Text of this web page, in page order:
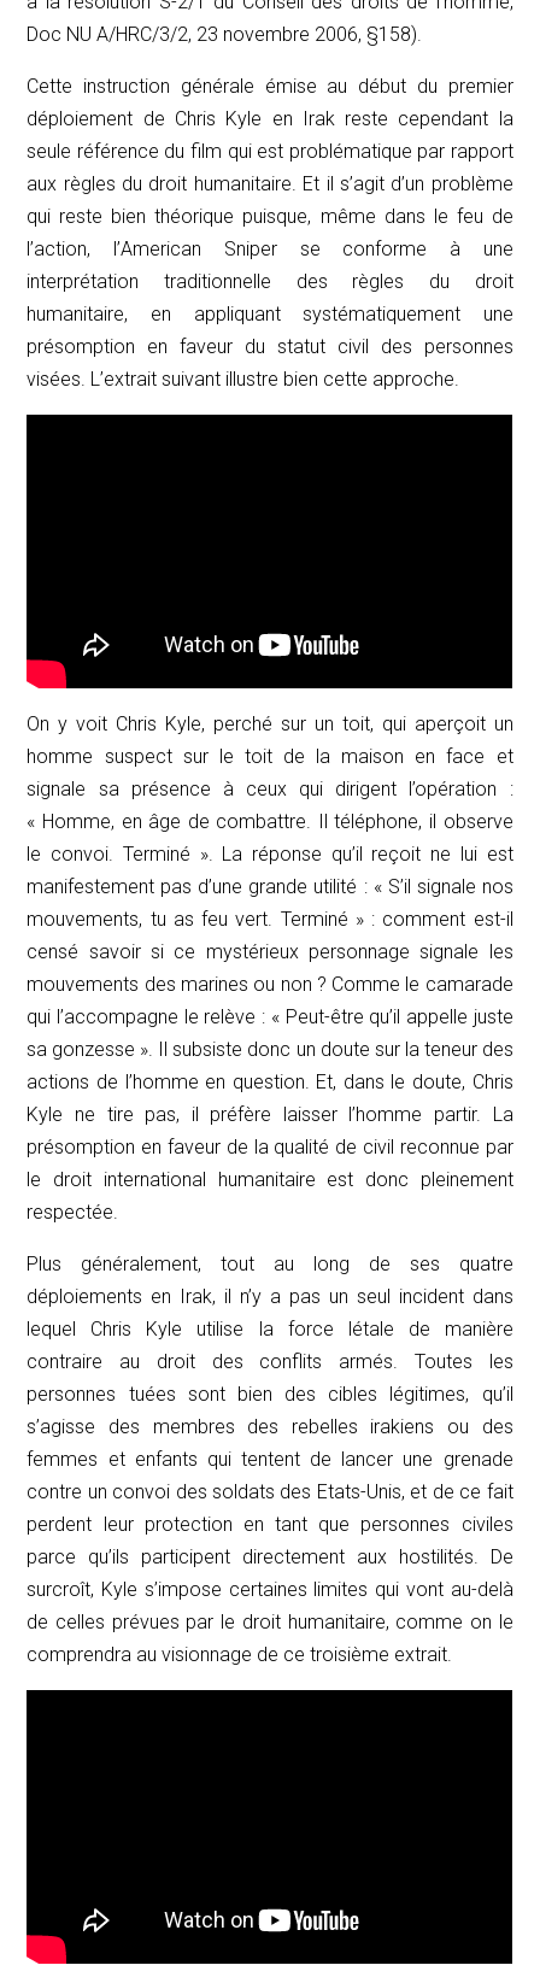
Doc NU A/HRC/3/2, 23 novembre 2006, §158).
Cette instruction générale émise au début du premier
déploiement de Chris Kyle en Irak reste cependant la
seule référence du film qui est problématique par rapport
aux règles du droit humanitaire. Et il s’agit d’un problème
qui reste bien théorique puisque, même dans le feu de
l’action, l’American Sniperse conforme à une
interprétation traditionnelle des règles du droit
humanitaire, en appliquant systématiquement une
présomption en faveur du statut civil des personnes
visées. L’extrait suivant illustre bien cette approche.
On y voit Chris Kyle, perché sur un toit, qui aperçoit un
homme suspect sur le toit de la maison en face et
signale sa présence à ceux qui dirigent l’opération :
« Homme, en âge de combattre. Il téléphone, il observe
le convoi. Terminé ». La réponse qu’il reçoit ne lui est
manifestement pas d’une grande utilité : « S’il signale nos
mouvements, tu as feu vert. Terminé » : comment est-il
censé savoir si ce mystérieux personnage signale les
mouvements des marines ou non ? Comme le camarade
qui l’accompagne le relève : « Peut-être qu’il appelle juste
sa gonzesse ». Il subsiste donc un doute sur la teneur des
actions de l’homme en question. Et, dans le doute, Chris
Kyle ne tire pas, il préfère laisser l’homme partir. La
présomption en faveur de la qualité de civil reconnue par
le droit international humanitaire est donc pleinement
respectée.
Plus généralement, tout au long de ses quatre
déploiements en Irak, il n’y a pas un seul incident dans
lequel Chris Kyle utilise la force létale de manière
contraire au droit des conflits armés. Toutes les
personnes tuées sont bien des cibles légitimes, qu’il
s’agisse des membres des rebelles irakiens ou des
femmes et enfants qui tentent de lancer une grenade
contre un convoi des soldats des Etats-Unis, et de ce fait
perdent leur protection en tant que personnes civiles
parce qu’ils participent directement aux hostilités. De
surcroît, Kyle s’impose certaines limites qui vont au-delà
de celles prévues par le droit humanitaire, comme on le
comprendra au visionnage de ce troisième extrait.